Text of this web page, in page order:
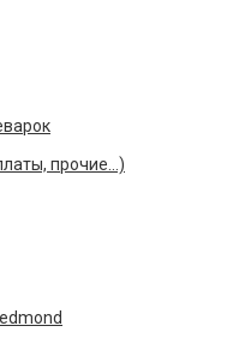
прочие...)